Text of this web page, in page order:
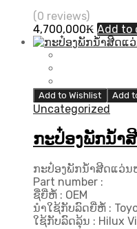
(0 reviews)
4,700,000₭ Add to
Add to Wishlist Add
Uncategorized
ກະປ໋ອງພັກນ້ຳ
ກະປ໋ອງພັກນ້ຳສີດແວ່ນ
Part number :
ຊື່ຍີ່ຫໍ້ : OEM
ນຳໃຊ້ກັບລົດຍີ່ຫໍ້ :
ໃຊ້ກັບລົດລຸ້ນ : Hilux